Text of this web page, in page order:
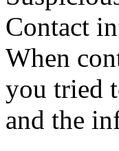
Contact
When
you tried
and the